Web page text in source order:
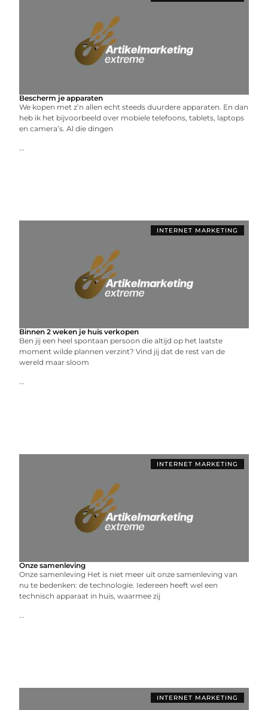
Bescherm je apparaten
We kopen met z’n allen echt steeds duurdere apparaten. En dan
heb ik het bijvoorbeeld over mobiele telefoons, tablets, laptops
en camera’s. Al die dingen
...
INTERNET MARKETING
Binnen 2 weken je huis verkopen
Ben jij een heel spontaan persoon die altijd op het laatste
moment wilde plannen verzint? Vind jij dat de rest van de
wereld maar sloom
...
INTERNET MARKETING
Onze samenleving
Onze samenleving Het is niet meer uit onze samenleving van
nu te bedenken: de technologie. Iedereen heeft wel een
technisch apparaat in huis, waarmee zij
...
INTERNET MARKETING